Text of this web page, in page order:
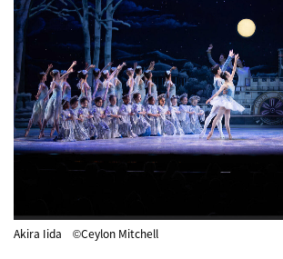
Akira Iida ©Ceylon Mitchell